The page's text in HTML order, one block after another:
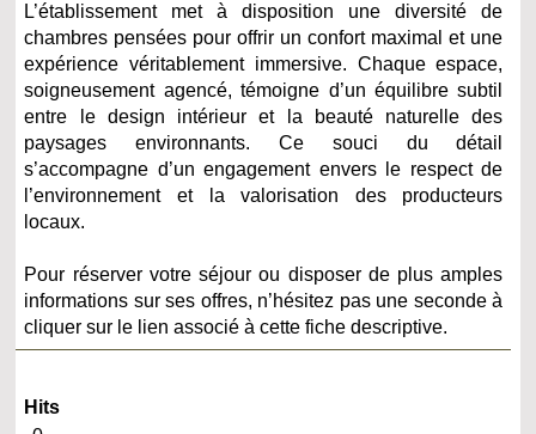
L’établissement met à disposition une diversité de
chambres pensées pour offrir un confort maximal et une
expérience véritablement immersive. Chaque espace,
soigneusement agencé, témoigne d’un équilibre subtil
entre le design intérieur et la beauté naturelle des
paysages environnants. Ce souci du détail
s’accompagne d’un engagement envers le respect de
l’environnement et la valorisation des producteurs
locaux.
Pour réserver votre séjour ou disposer de plus amples
informations sur ses offres, n’hésitez pas une seconde à
cliquer sur le lien associé à cette fiche descriptive.
Hits